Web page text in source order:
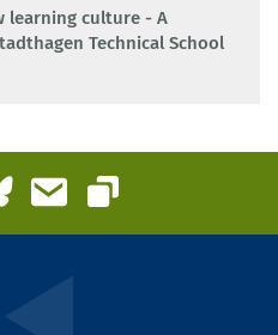
learning culture - A
Technical School
BlueskyEmail
Copy link